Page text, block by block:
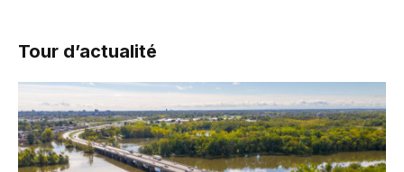
Tour d’actualité